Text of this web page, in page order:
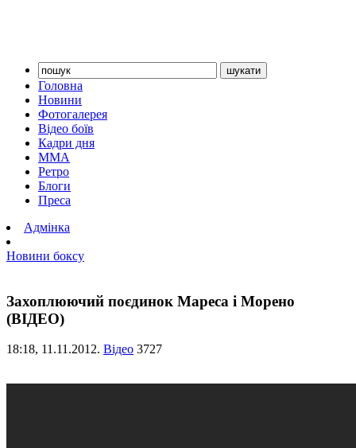
Головна
Новини
Фотогалерея
Відео боїв
Кадри дня
ММА
Ретро
Блоги
Преса
Адмінка
Новини боксу
Захоплюючий поєдинок Мареса і Морено
(ВІДЕО)
18:18, 11.11.2012. Відео 3727